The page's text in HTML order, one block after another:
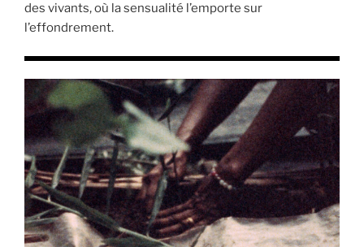
des vivants, où la sensualité l’emporte sur
l’effondrement.